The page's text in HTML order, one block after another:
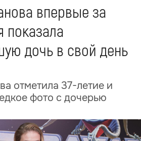
впервые за
показала
дочь в свой день
отметила 37-летие и
фото с дочерью